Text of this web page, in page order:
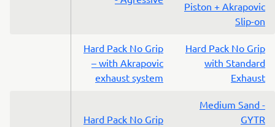
Piston + Akrapovic
Slip-on
Hard Pack No Grip
– with Akrapovic
exhaust system
Hard Pack No Grip
with Standard
Exhaust
Hard Pack No Grip
Medium Sand -
GYTR